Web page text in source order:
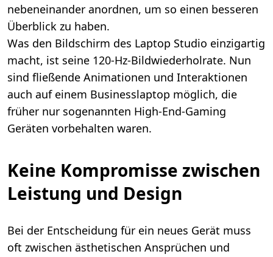
nebeneinander anordnen, um so einen besseren
Überblick zu haben.
Was den Bildschirm des Laptop Studio einzigartig
macht, ist seine 120-Hz-Bildwiederholrate. Nun
sind fließende Animationen und Interaktionen
auch auf einem Businesslaptop möglich, die
früher nur sogenannten High-End-Gaming
Geräten vorbehalten waren.
Keine Kompromisse zwischen
Leistung und Design
Bei der Entscheidung für ein neues Gerät muss
oft zwischen ästhetischen Ansprüchen und